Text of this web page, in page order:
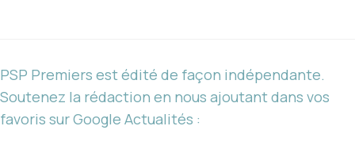
PSP Premiers est édité de façon indépendante.
Soutenez la rédaction en nous ajoutant dans vos
favoris sur Google Actualités :